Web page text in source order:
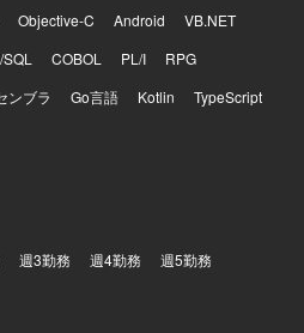
Objective-C Android
VB.NET
COBOL PL/I
RPG
ンブラ Go言語 Kotlin
TypeScript
週3勤務 週4勤務 週5勤務